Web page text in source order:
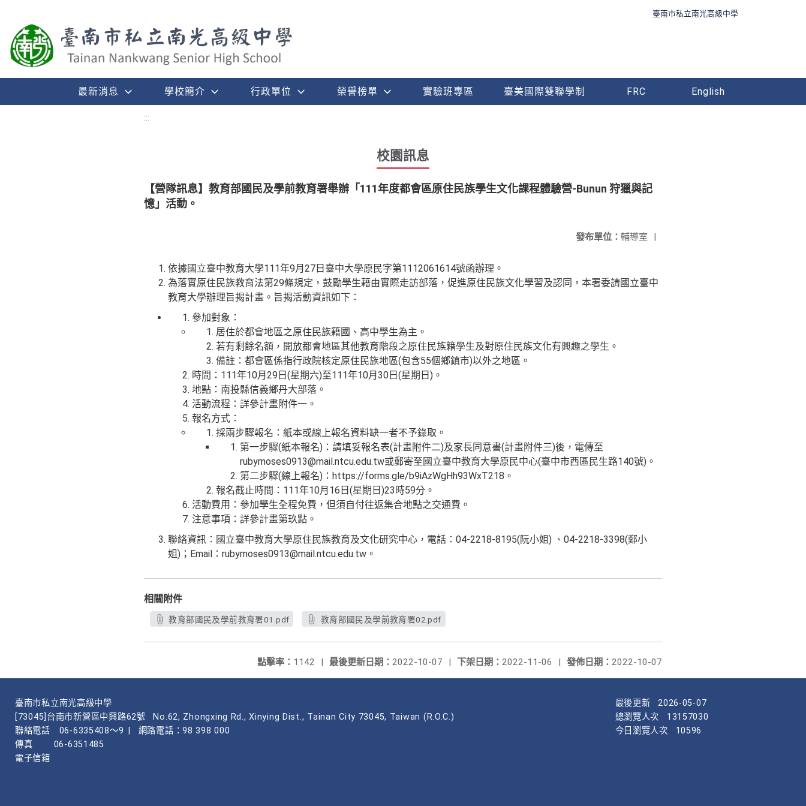
臺南市私立南光高級中學
最新消息 學校簡介 行政單位 榮譽榜單 實驗班專區 臺美國際雙聯學制 FRC English
:::
校園訊息
【營隊訊息】教育部國民及學前教育署舉辦「111年度都會區原住民族學生文化課程體驗營-Bunun 狩獵與記
憶」活動。
發布單位： 輔導室 |
依據國立臺中教育大學111年9月27日臺中大學原民字第1112061614號函辦理。
為落實原住民族教育法第29條規定，鼓勵學生藉由實際走訪部落，促進原住民族文化學習及認同，本署委請國立臺中
教育大學辦理旨揭計畫。旨揭活動資訊如下：
參加對象：
居住於都會地區之原住民族籍國、高中學生為主。
若有剩餘名額，開放都會地區其他教育階段之原住民族籍學生及對原住民族文化有興趣之學生。
備註：都會區係指行政院核定原住民族地區(包含55個鄉鎮市)以外之地區。
時間：111年10月29日(星期六)至111年10月30日(星期日)。
地點：南投縣信義鄉丹大部落。
活動流程：詳參計畫附件一。
報名方式：
採兩步驟報名：紙本或線上報名資料缺一者不予錄取。
第一步驟(紙本報名)：請填妥報名表(計畫附件二)及家長同意書(計畫附件三)後，電傳至
rubymoses0913@mail.ntcu.edu.tw或郵寄至國立臺中教育大學原民中心(臺中市西區民生路140號)。
第二步驟(線上報名)：https://forms.gle/b9iAzWgHh93WxT218。
報名截止時間：111年10月16日(星期日)23時59分。
活動費用：參加學生全程免費，但須自付往返集合地點之交通費。
注意事項：詳參計畫第玖點。
聯絡資訊：國立臺中教育大學原住民族教育及文化研究中心，電話：04-2218-8195(阮小姐) 、04-2218-3398(鄭小
姐)；Email：rubymoses0913@mail.ntcu.edu.tw。
相關附件
教育部國民及學前教育署01.pdf 教育部國民及學前教育署02.pdf
發佈日期： 2022-10-07
下架日期： 2022-11-06 |
最後更新日期： 2022-10-07 |
點擊率： 1142 |
臺南市私立南光高級中學
[73045]台南市新營區中興路62號
No.62, Zhongxing Rd., Xinying Dist., Tainan City 73045, Taiwan (R.O.C.)
聯絡電話
06-6335408～9
網路電話：98 398 000
傳真
06-6351485
電子信箱
最後更新
2026-05-07
總瀏覽人次
13157030
今日瀏覽人次
10596